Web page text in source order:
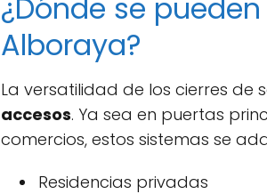
¿Dónde se
Alboraya?
La versatilidad de los cierres de
accesos. Ya sea en puertas
comercios, estos sistemas se
Residencias privadas